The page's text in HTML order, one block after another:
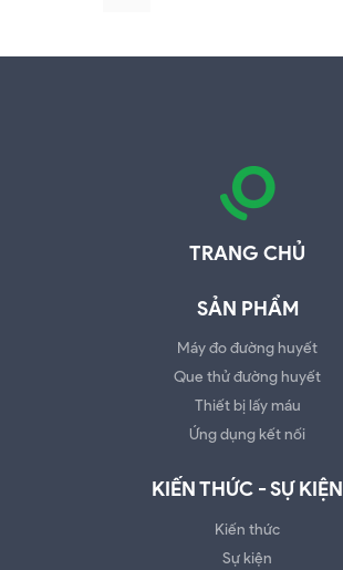
TRANG CHỦ
SẢN PHẨM
Máy đo đường huyết
Que thử đường huyết
Thiết bị lấy máu
Ứng dụng kết nối
KIẾN THỨC - SỰ KIỆN
Kiến thức
Sự kiện